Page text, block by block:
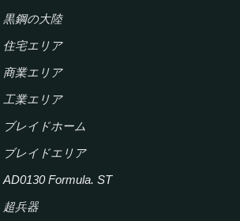
黒鋼の大陸
住宅エリア
商業エリア
工業エリア
ブレイドホーム
ブレイドエリア
AD0130 Formula. ST
超兵器